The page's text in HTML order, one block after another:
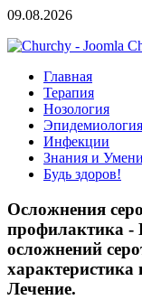
09.08.2026
Главная
Терапия
Нозология
Эпидемиология
Инфекции
Знания и
Будь здоров!
Осложнения
профилактика -
осложнений
характеристика
Лечение.